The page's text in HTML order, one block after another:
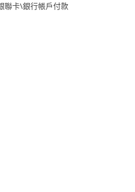
聯卡\銀行帳戶付款